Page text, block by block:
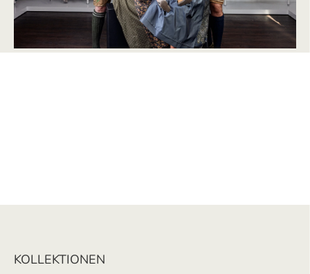
KOLLEKTIONEN